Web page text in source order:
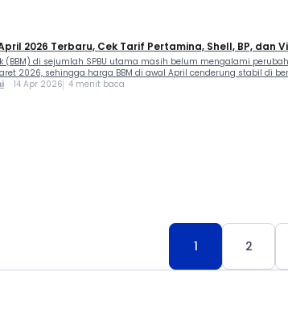
2026 Terbaru, Cek Tarif Pertamina, Shell, BP, dan
di sejumlah SPBU utama masih belum mengalami
2026, sehingga harga BBM di awal April cenderung stabil di
14 Apr 2026 4 menit baca
1 2